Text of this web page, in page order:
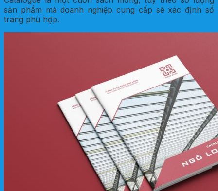
sản phẩm mà doanh nghiệp cung cấp sẽ xác định số
trang phù hợp.